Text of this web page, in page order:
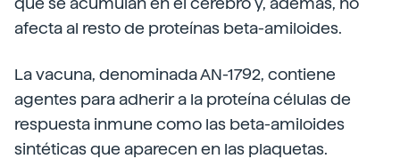
afecta al resto de proteínas beta-amiloides.
La vacuna, denominada AN-1792, contiene
agentes para adherir a la proteína células de
respuesta inmune como las beta-amiloides
sintéticas que aparecen en las plaquetas.